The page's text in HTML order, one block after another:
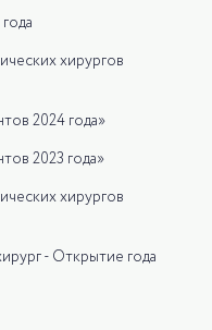
хирургов
2024 года»
2023 года»
хирургов
- Открытие года